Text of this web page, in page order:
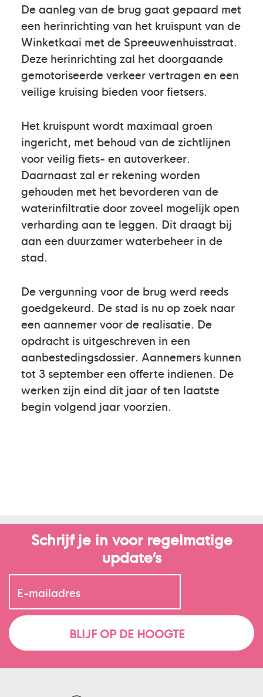
De aanleg van de brug gaat gepaard met
een herinrichting van het kruispunt van de
Winketkaai met de Spreeuwenhuisstraat.
Deze herinrichting zal het doorgaande
gemotoriseerde verkeer vertragen en een
veilige kruising bieden voor fietsers.
Het kruispunt wordt maximaal groen
ingericht, met behoud van de zichtlijnen
voor veilig fiets- en autoverkeer.
Daarnaast zal er rekening worden
gehouden met het bevorderen van de
waterinfiltratie door zoveel mogelijk open
verharding aan te leggen. Dit draagt bij
aan een duurzamer waterbeheer in de
stad.
De vergunning voor de brug werd reeds
goedgekeurd. De stad is nu op zoek naar
een aannemer voor de realisatie. De
opdracht is uitgeschreven in een
aanbestedingsdossier. Aannemers kunnen
tot 3 september een offerte indienen. De
werken zijn eind dit jaar of ten laatste
begin volgend jaar voorzien.
Schrijf je in voor regelmatige
update’s